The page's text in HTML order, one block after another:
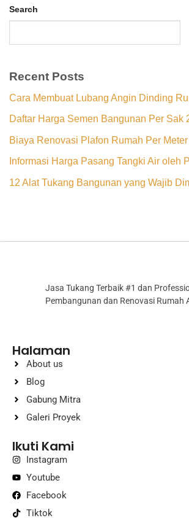
Search
Recent Posts
Cara Membuat Lubang Angin Dinding
Daftar Harga Semen Bangunan Per Sak
Biaya Renovasi Plafon Rumah Per Meter
Informasi Harga Pasang Tangki Air oleh
12 Alat Tukang Bangunan yang Wajib
Jasa Tukang Terbaik #1 dan
Pembangunan dan Renovasi Rumah
Halaman
About us
Blog
Gabung Mitra
Galeri Proyek
Ikuti Kami
Instagram
Youtube
Facebook
Tiktok